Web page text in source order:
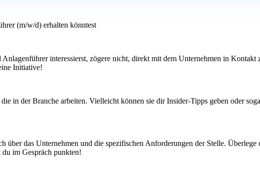
(m/w/d) erhalten könntest
interessierst, zögere nicht, direkt mit dem Unternehmen in
Initiative!
in der Branche arbeiten. Vielleicht können sie dir Insider-Tipps geben oder
über das Unternehmen und die spezifischen Anforderungen der Stelle.
im Gespräch punkten!